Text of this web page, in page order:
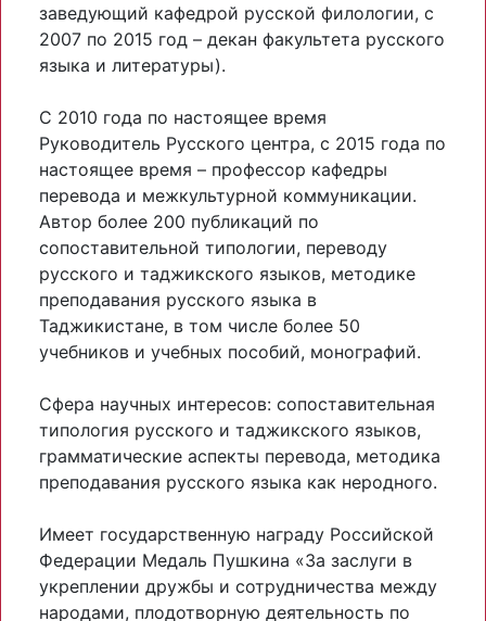
заведующий кафедрой русской филологии, с
2007 по 2015 год – декан факультета русского
языка и литературы).
С 2010 года по настоящее время
Руководитель Русского центра, с 2015 года по
настоящее время – профессор кафедры
перевода и межкультурной коммуникации.
Автор более 200 публикаций по
сопоставительной типологии, переводу
русского и таджикского языков, методике
преподавания русского языка в
Таджикистане, в том числе более 50
учебников и учебных пособий, монографий.
Сфера научных интересов: сопоставительная
типология русского и таджикского языков,
грамматические аспекты перевода, методика
преподавания русского языка как неродного.
Имеет государственную награду Российской
Федерации Медаль Пушкина «За заслуги в
укреплении дружбы и сотрудничества между
народами, плодотворную деятельность по